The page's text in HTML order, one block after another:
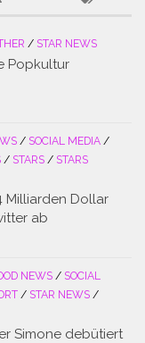
/ STAR NEWS
Popkultur
/ SOCIAL MEDIA /
/ STARS / STARS
Milliarden Dollar
ab
NEWS / SOCIAL
/ STAR NEWS /
Simone debütiert